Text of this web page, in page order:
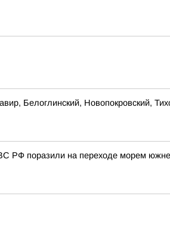
Новопокровский,
РФ поразили на переходе морем